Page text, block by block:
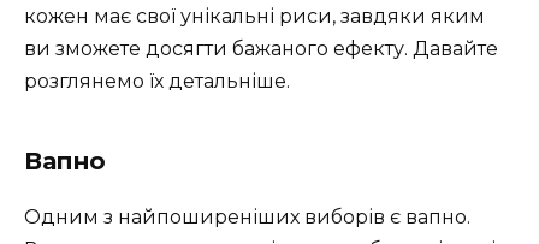
кожен має свої унікальні риси, завдяки яким
ви зможете досягти бажаного ефекту. Давайте
розглянемо їх детальніше.
Вапно
Одним з найпоширеніших виборів є вапно.